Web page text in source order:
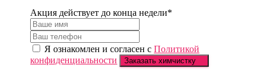
Акция действует доконца недели*
Я ознакомлен и согласен сПолитикой
конфиденциальности
Заказать химчистку